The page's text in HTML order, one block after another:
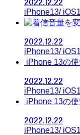
2022.12.22
iPhone13/
2022.12.22
iPhone13/
iPhone 13の
2022.12.22
iPhone13/
iPhone 13の
2022.12.22
iPhone13/